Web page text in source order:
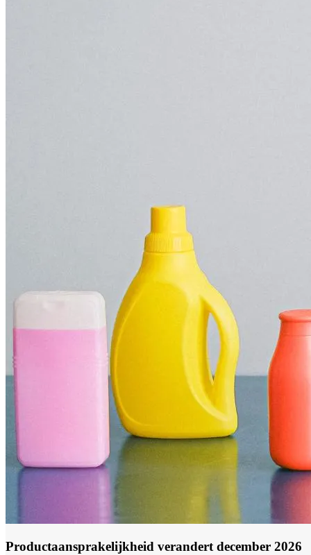
Productaansprakelijkheid verandert december 2026